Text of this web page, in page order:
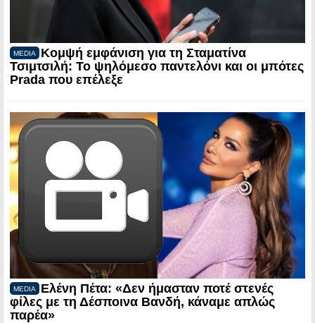
MEDIA
Κομψή εμφάνιση για τη Σταματίνα
Τσιμτσιλή: Το ψηλόμεσο παντελόνι και οι μπότες
Prada που επέλεξε
MEDIA
Ελένη Πέτα: «Δεν ήμασταν ποτέ στενές
φίλες με τη Δέσποινα Βανδή, κάναμε απλώς
παρέα»